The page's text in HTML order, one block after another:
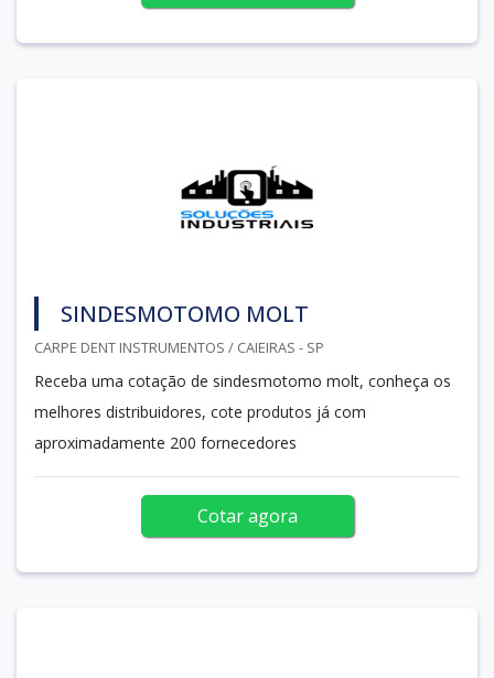
SINDESMOTOMO MOLT
CARPE DENT INSTRUMENTOS / CAIEIRAS - SP
Receba uma cotação de sindesmotomo molt, conheça os
melhores distribuidores, cote produtos já com
aproximadamente 200 fornecedores
Cotar agora